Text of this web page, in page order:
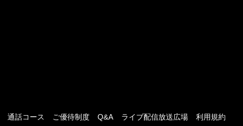
通話コース ご優待制度 Q&A ライブ配信放送広場 利用規約